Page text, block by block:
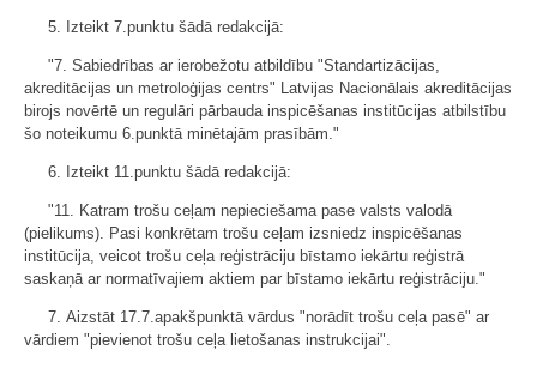
5. Izteikt 7.punktu šādā redakcijā:
"7. Sabiedrības ar ierobežotu atbildību "Standartizācijas,
akreditācijas un metroloģijas centrs" Latvijas Nacionālais akreditācijas
birojs novērtē un regulāri pārbauda inspicēšanas institūcijas atbilstību
šo noteikumu 6.punktā minētajām prasībām."
6. Izteikt 11.punktu šādā redakcijā:
"11. Katram trošu ceļam nepieciešama pase valsts valodā
(pielikums). Pasi konkrētam trošu ceļam izsniedz inspicēšanas
institūcija, veicot trošu ceļa reģistrāciju bīstamo iekārtu reģistrā
saskaņā ar normatīvajiem aktiem par bīstamo iekārtu reģistrāciju."
7. Aizstāt 17.7.apakšpunktā vārdus "norādīt trošu ceļa pasē" ar
vārdiem "pievienot trošu ceļa lietošanas instrukcijai".